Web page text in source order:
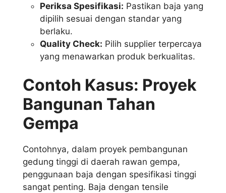
Periksa Spesifikasi: Pastikan baja yang
dipilih sesuai dengan standar yang
berlaku.
Quality Check: Pilih supplier terpercaya
yang menawarkan produk berkualitas.
Contoh Kasus: Proyek
Bangunan Tahan
Gempa
Contohnya, dalam proyek pembangunan
gedung tinggi di daerah rawan gempa,
penggunaan baja dengan spesifikasi tinggi
sangat penting. Baja dengan tensile